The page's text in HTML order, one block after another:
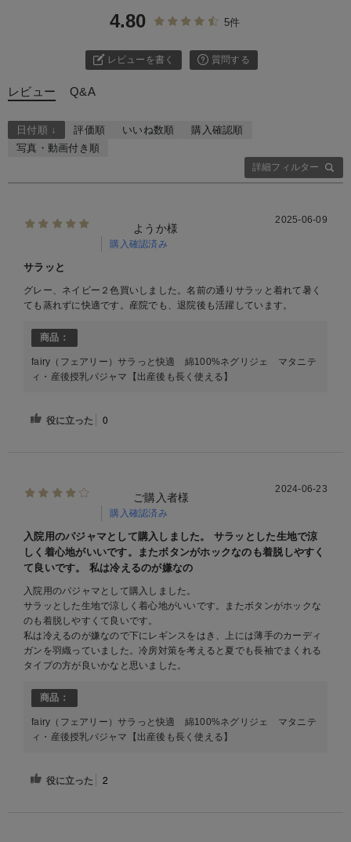
4.80 5件
レビューを書く 質問する
レビュー Q&A
詳細フィルター
日付順 ↓ 評価順 いいね数順
購入確認順
写真・動画付き順
ようか様
購入確認済み
2025-06-09
サラッと
グレー、ネイビー２色買いしました。名前の通りサラッと着れて暑く
ても蒸れずに快適です。産院でも、退院後も活躍しています。
商品：
fairy（フェアリー）サラっと快適 綿100%ネグリジェ マタニテ
ィ・産後授乳パジャマ【出産後も長く使える】
役に立った 0
ご購入者様
購入確認済み
2024-06-23
入院用のパジャマとして購入しました。 サラッとした生地で涼
しく着心地がいいです。またボタンがホックなのも着脱しやすく
て良いです。 私は冷えるのが嫌なの
入院用のパジャマとして購入しました。
サラッとした生地で涼しく着心地がいいです。またボタンがホックな
のも着脱しやすくて良いです。
私は冷えるのが嫌なので下にレギンスをはき、上には薄手のカーディ
ガンを羽織っていました。冷房対策を考えると夏でも長袖でまくれる
タイプの方が良いかなと思いました。
商品：
fairy（フェアリー）サラっと快適 綿100%ネグリジェ マタニテ
ィ・産後授乳パジャマ【出産後も長く使える】
役に立った 2